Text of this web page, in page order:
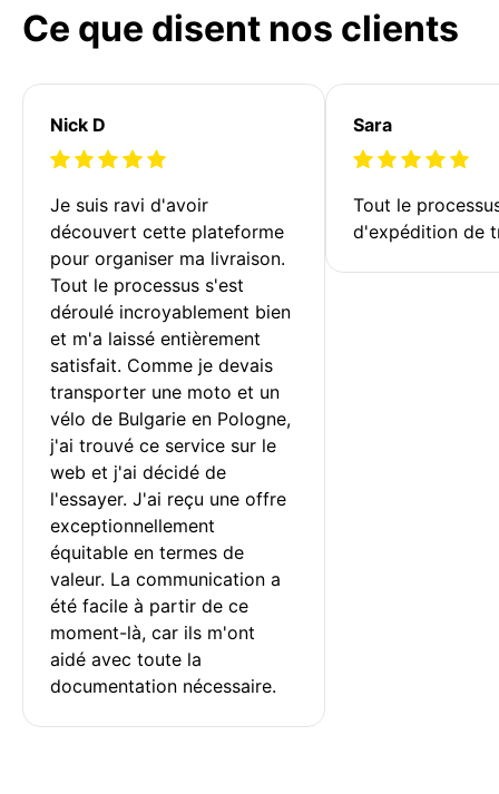
Ce que disent nos clients
Nick D
Je suis ravi d'avoir
découvert cette plateforme
pour organiser ma livraison.
Tout le processus s'est
déroulé incroyablement bien
et m'a laissé entièrement
satisfait. Comme je devais
transporter une moto et un
vélo de Bulgarie en Pologne,
j'ai trouvé ce service sur le
web et j'ai décidé de
l'essayer. J'ai reçu une offre
exceptionnellement
équitable en termes de
valeur. La communication a
été facile à partir de ce
moment-là, car ils m'ont
aidé avec toute la
documentation nécessaire.
Sara
Tout le
d'expédition de